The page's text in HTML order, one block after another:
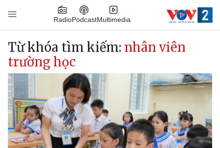
Nhảy đến nội dung
RadioPodcastMultimedia
Main navigation
Từ khóa tìm kiếm: nhân viên
trường học